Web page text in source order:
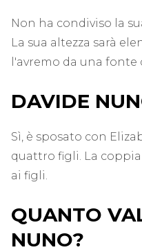
Non ha condiviso la
La sua altezza sarà
l'avremo da una fonte
DAVIDE
Sì, è sposato con
quattro figli. La
ai figli.
QUANTO
NUNO?